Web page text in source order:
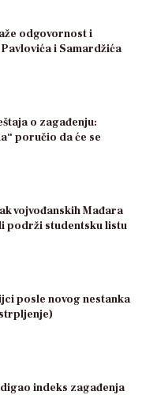
odgovornost i
i Samardžića
o zagađenju:
poručio da će se
vojvođanskih Mađara
podrži studentsku listu
posle novog nestanka
indeks zagađenja